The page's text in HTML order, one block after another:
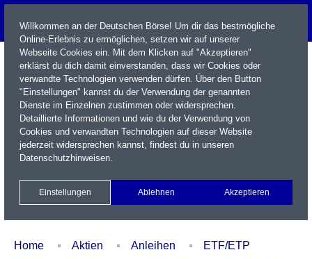
Name / WKN / ISIN / Kürzel
Xetra Realtime
Watchlist Portfolio Login
Home Aktien Anleihen
ETF/ETP
Willkommen an der Deutschen Börse! Um dir das bestmögliche
Online-Erlebnis zu ermöglichen, setzen wir auf unserer
Webseite Cookies ein. Mit dem Klicken auf "Akzeptieren"
erklärst du dich damit einverstanden, dass wir Cookies oder
verwandte Technologien verwenden dürfen. Über den Button
"Einstellungen" kannst du der Verwendung der genannten
Dienste im Einzelnen zustimmen oder widersprechen.
Detaillierte Informationen und wie du der Verwendung von
Cookies und verwandten Technologien auf dieser Website
jederzeit widersprechen kannst, findest du in unseren
Datenschutzhinweisen.
Einstellungen Ablehnen Akzeptieren